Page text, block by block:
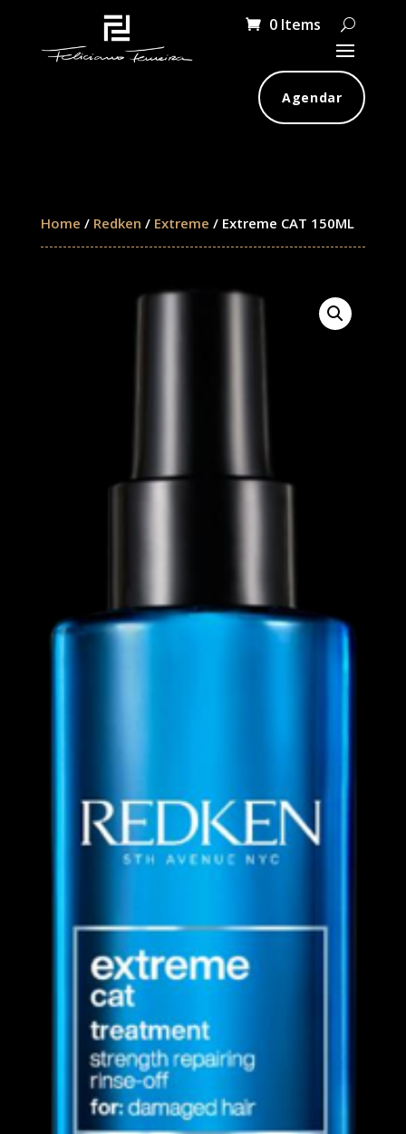
0 Items
Agendar
Home / Redken / Extreme / Extreme CAT 150ML